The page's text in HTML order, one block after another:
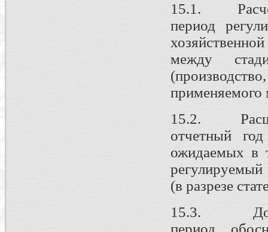
15.1. Расчет
период
между
применяемого
15.2.
отчетный
ожидаемых в
регулируемый
(в разрезе
15.3.
период,